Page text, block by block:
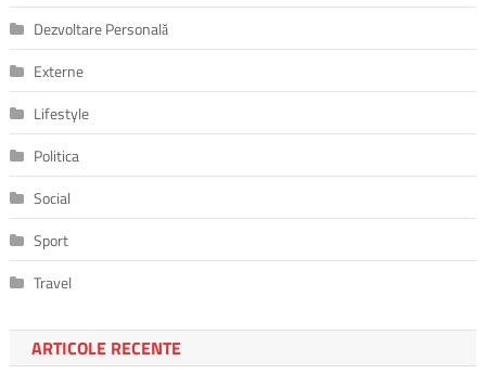
Dezvoltare Personală
Externe
Lifestyle
Politica
Social
Sport
Travel
ARTICOLE RECENTE